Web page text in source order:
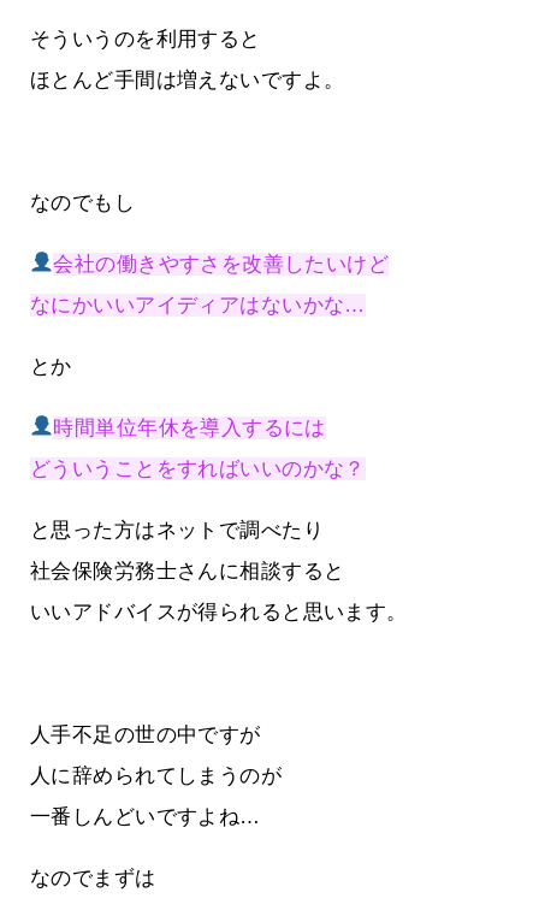
そういうのを利用すると
ほとんど手間は増えないですよ。
なのでもし
会社の働きやすさを改善したいけど
なにかいいアイディアはないかな…
とか
時間単位年休を導入するには
どういうことをすればいいのかな？
と思った方はネットで調べたり
社会保険労務士さんに相談すると
いいアドバイスが得られると思います。
人手不足の世の中ですが
人に辞められてしまうのが
一番しんどいですよね…
なのでまずは